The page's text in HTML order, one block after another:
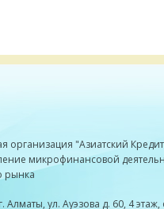
организация "Азиатский
микрофинансовой
рынка
Алматы, ул. Ауэзова д. 60, 4